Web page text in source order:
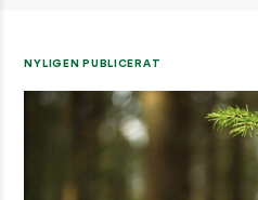
NYLIGEN PUBLICERAT